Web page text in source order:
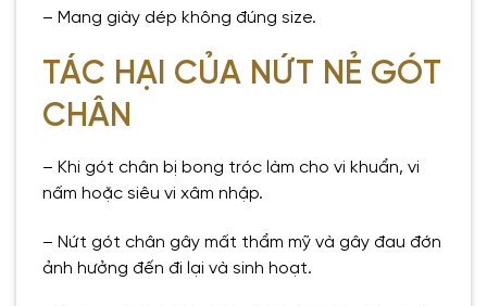
– Mang giày dép không đúng size.
TÁC HẠI CỦA NỨT NẺ GÓT
CHÂN
– Khi gót chân bị bong tróc làm cho vi khuẩn, vi
nấm hoặc siêu vi xâm nhập.
– Nứt gót chân gây mất thẩm mỹ và gây đau đớn
ảnh hưởng đến đi lại và sinh hoạt.